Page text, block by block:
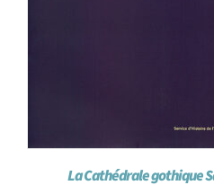
La Cathédrale gothique